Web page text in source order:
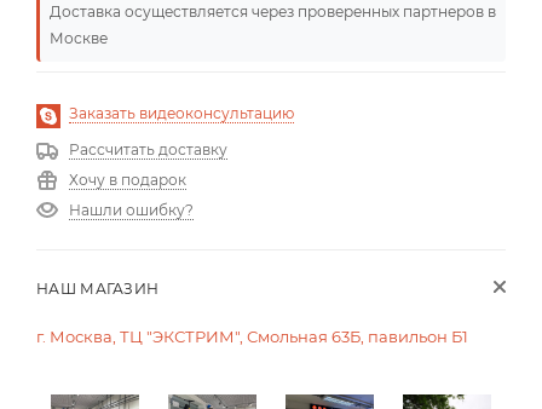
Доставка осуществляется через проверенных партнеров в
Москве
Заказать видеоконсультацию
Рассчитать доставку
Хочу в подарок
Нашли ошибку?
НАШ МАГАЗИН
г. Москва, ТЦ "ЭКСТРИМ", Смольная 63Б, павильон Б1